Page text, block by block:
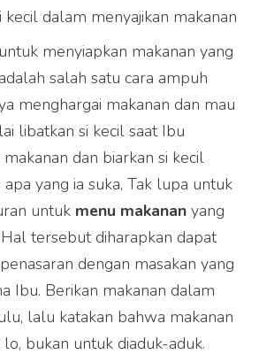
kecil dalam menyajikan makanan
menyiapkan makanan yang
salah satu cara ampuh
menghargai makanan dan mau
libatkan si kecil saat Ibu
dan biarkan si kecil
yang ia suka, Tak lupa untuk
untuk menu makanan yang
Hal tersebut diharapkan dapat
dengan masakan yang
Ibu. Berikan makanan dalam
lalu katakan bahwa makanan
bukan untuk diaduk-aduk.